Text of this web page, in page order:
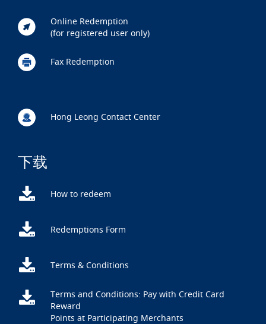
Online Redemption
(for registered user only)
Fax Redemption
Hong Leong Contact Center
下载
How to redeem
Redemptions Form
Terms & Conditions
Terms and Conditions: Pay with Credit Card
Reward
Points at Participating Merchants